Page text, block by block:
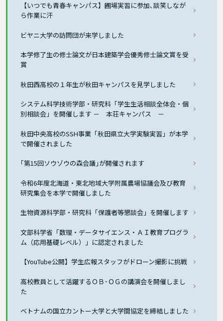
【いつでも青春キャンパス】圃場実習に参加､談笑しなが
ら作業に汗
ビヤニ大学の訪問団が来学しました
本学修了生の修士論文が日本建築学会優秀修士論文賞を受
賞
秋田西高校の１年生が秋田キャンパスを見学しました
システム科学技術学部・研究科「学生生活相談全体会・個
別相談会」を開催します － 本荘キャンパス －
秋田中央高校のSSH事業「秋田県立大学実験実習」が本学
で開催されました
｢第15回ソウゾウの森会議｣が開催されます
令和6年度北海道・東北地域大学附属農場協議会及び教育
研究集会を本学で開催しました
生物資源科学部・研究科「保護者等懇談会」を開催します
文部科学省「数理・データサイエンス・ＡＩ教育プログラ
ム（応用基礎レベル）」に認定されました
【YouTube公開】学生広報スタッフがドローン撮影に挑戦
高校教員として活躍するＯＢ･ＯＧの講演会を開催しまし
た
ベトナムの国立カントー大学と大学間協定を締結しました